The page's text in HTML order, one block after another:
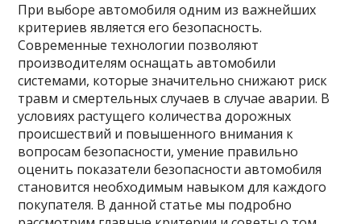
При выборе автомобиля одним из важнейших
критериев является его безопасность.
Современные технологии позволяют
производителям оснащать автомобили
системами, которые значительно снижают риск
травм и смертельных случаев в случае аварии. В
условиях растущего количества дорожных
происшествий и повышенного внимания к
вопросам безопасности, умение правильно
оценить показатели безопасности автомобиля
становится необходимым навыком для каждого
покупателя. В данной статье мы подробно